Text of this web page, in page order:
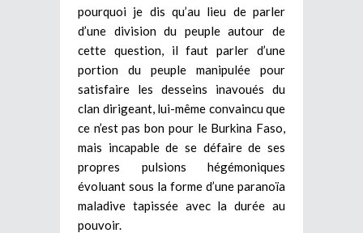
pourquoi je dis qu’au lieu de parler
d’une division du peuple autour de
cette question, il faut parler d’une
portion du peuple manipulée pour
satisfaire les desseins inavoués du
clan dirigeant, lui-même convaincu que
ce n’est pas bon pour le Burkina Faso,
mais incapable de se défaire de ses
propres pulsions hégémoniques
évoluant sous la forme d’une paranoïa
maladive tapissée avec la durée au
pouvoir.